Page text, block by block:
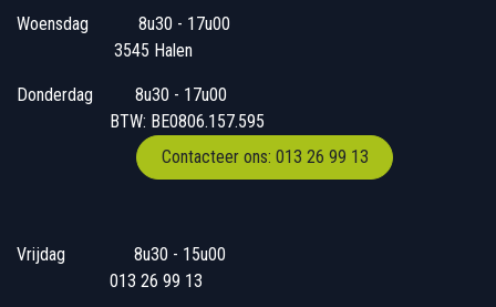
Woensdag
​​​ 8u30 - 17u00
3545 Halen
Donderdag
​​8u30 - 17u00
BTW: BE0806.157.595
Contacteer ons: 013 26 99 13
Vrijdag
​8u30 - 15u00
013 26 99 13